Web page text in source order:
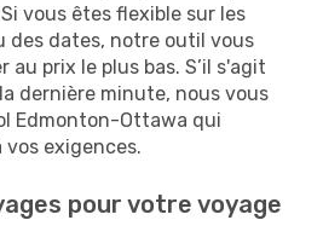
vous êtes flexible sur les
des dates, notre outil vous
au prix le plus bas. S’il s'agit
dernière minute, nous vous
Edmonton-Ottawa qui
vos exigences.
pour votre voyage